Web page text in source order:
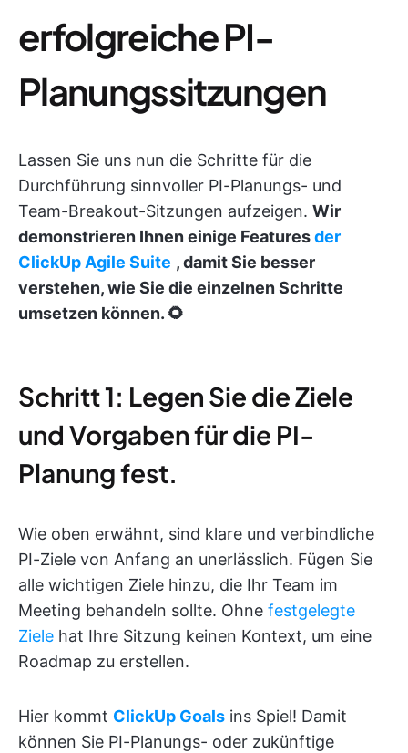
erfolgreiche PI-
Planungssitzungen
Lassen Sie uns nun die Schritte für die
Durchführung sinnvoller PI-Planungs- und
Team-Breakout-Sitzungen aufzeigen. Wir
demonstrieren Ihnen einige Featuresder
ClickUp Agile Suite , damit Sie besser
verstehen, wie Sie die einzelnen Schritte
umsetzen können. 🌻
Schritt 1: Legen Sie die Ziele
und Vorgaben für die PI-
Planung fest.
Wie oben erwähnt, sind klare und verbindliche
PI-Ziele von Anfang an unerlässlich. Fügen Sie
alle wichtigen Ziele hinzu, die Ihr Team im
Meeting behandeln sollte. Ohne festgelegte
Ziele hat Ihre Sitzung keinen Kontext, um eine
Roadmap zu erstellen.
Hier kommt ClickUp Goals ins Spiel! Damit
können Sie PI-Planungs- oder zukünftige